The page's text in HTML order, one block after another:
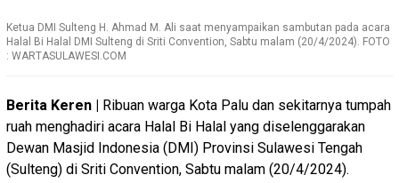
Ketua DMI Sulteng H. Ahmad M. Ali saat menyampaikan sambutan pada acara
Halal Bi Halal DMI Sulteng di Sriti Convention, Sabtu malam (20/4/2024). FOTO
: WARTASULAWESI.COM
Berita Keren | Ribuan warga Kota Palu dan sekitarnya tumpah
ruah menghadiri acara Halal Bi Halal yang diselenggarakan
Dewan Masjid Indonesia (DMI) Provinsi Sulawesi Tengah
(Sulteng) di Sriti Convention, Sabtu malam (20/4/2024).